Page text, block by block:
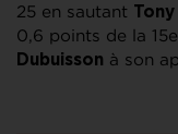
25 en sautant Tony
0,6 points de la
Dubuisson à son